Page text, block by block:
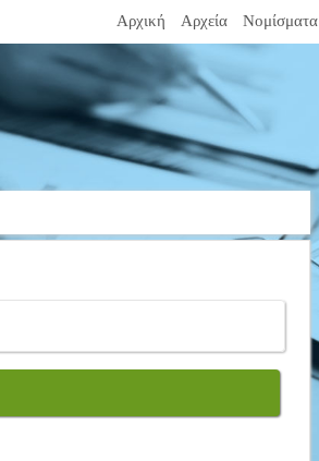
Αρχική Αρχεία Νομίσματα